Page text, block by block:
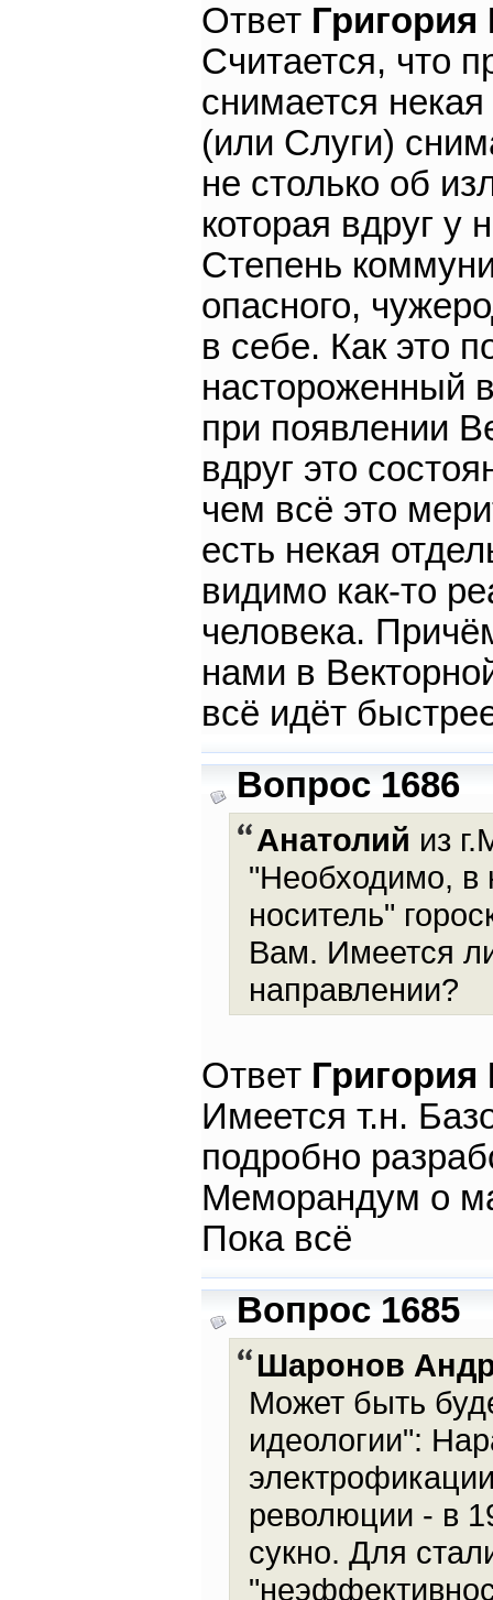
Ответ
Считается, что
снимается
(или Слуги)
не столько об
которая вдруг у
Степень
опасного,
в себе. Как это
настороженный
при появлении
вдруг это
чем всё это
есть некая
видимо как-то
человека.
нами в
всё идёт
Вопрос 1686
Анатолий из
"Необходимо, в
носитель"
Вам. Имеется
направлении?
Ответ
Имеется т.н.
подробно
Меморандум о
Пока всё
Вопрос 1685
Шаронов
Может быть
идеологии":
революции - в
сукно. Для